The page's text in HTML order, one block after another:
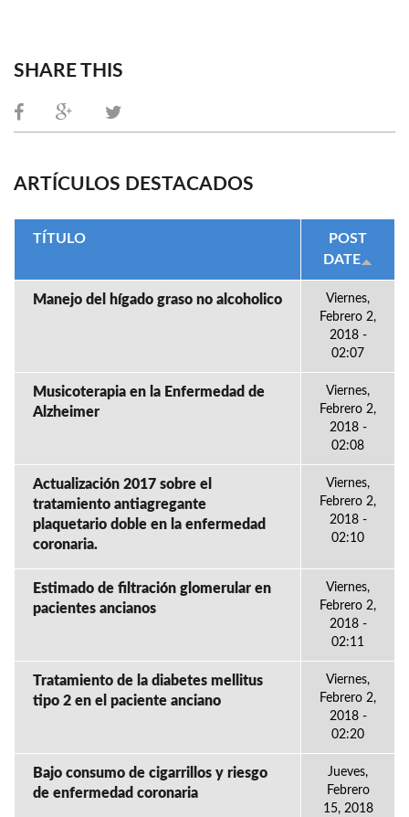
SHARE THIS
ARTÍCULOS DESTACADOS
TÍTULO
POST
DATE
Manejo del hígado graso no alcoholico
Viernes,
Febrero 2,
2018 -
02:07
Musicoterapia en la Enfermedad de
Alzheimer
Viernes,
Febrero 2,
2018 -
02:08
Actualización 2017 sobre el
tratamiento antiagregante
plaquetario doble en la enfermedad
coronaria.
Viernes,
Febrero 2,
2018 -
02:10
Estimado de filtración glomerular en
pacientes ancianos
Viernes,
Febrero 2,
2018 -
02:11
Tratamiento de la diabetes mellitus
tipo 2 en el paciente anciano
Viernes,
Febrero 2,
2018 -
02:20
Bajo consumo de cigarrillos y riesgo
de enfermedad coronaria
Jueves,
Febrero
15, 2018